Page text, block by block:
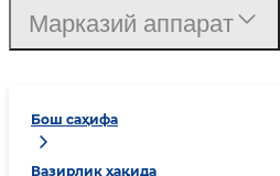
Бош саҳифа
Вазирлик ҳақида
Марказий аппарат